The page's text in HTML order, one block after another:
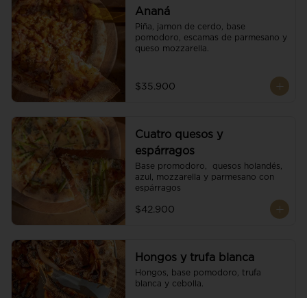
Ananá
Piña, jamon de cerdo, base
pomodoro, escamas de parmesano y
queso mozzarella.
$35.900
Cuatro quesos y
espárragos
Base promodoro,  quesos holandés,
azul, mozzarella y parmesano con
espárragos
$42.900
Hongos y trufa blanca
Hongos, base pomodoro, trufa
blanca y cebolla.